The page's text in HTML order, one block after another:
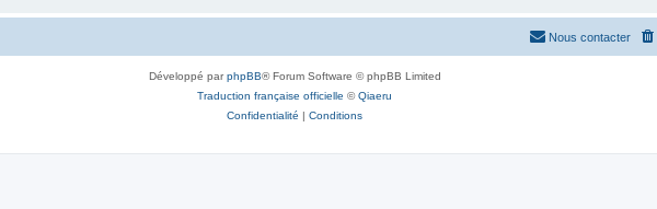
Nous contacter
Développé parphpBB® Forum Software © phpBB Limited
Traduction française officielle ©Qiaeru
Confidentialité | Conditions